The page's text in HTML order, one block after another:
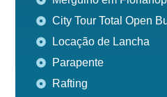
City Tour Total Open
Locação de Lancha
Parapente
Rafting